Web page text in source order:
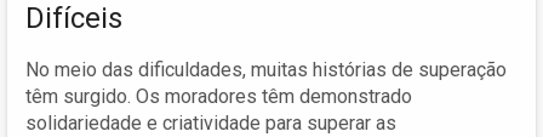
Difíceis
No meio das dificuldades, muitas histórias de superação
têm surgido. Os moradores têm demonstrado
solidariedade e criatividade para superar as